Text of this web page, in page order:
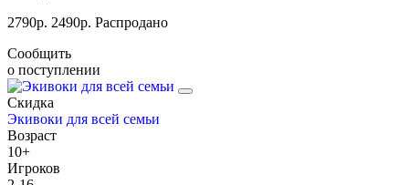
2790р. 2490р. Распродано
Сообщить
о поступлении
Скидка
Экивоки для всей семьи
Возраст
10+
Игроков